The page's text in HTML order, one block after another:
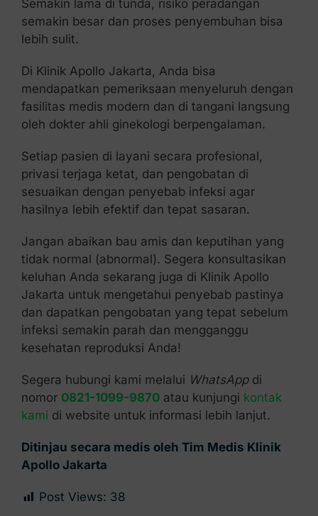
Semakin lama di tunda, risiko peradangan
semakin besar dan proses penyembuhan bisa
lebih sulit.
Di Klinik Apollo Jakarta, Anda bisa
mendapatkan pemeriksaan menyeluruh dengan
fasilitas medis modern dan di tangani langsung
oleh dokter ahli ginekologi berpengalaman.
Setiap pasien di layani secara profesional,
privasi terjaga ketat, dan pengobatan di
sesuaikan dengan penyebab infeksi agar
hasilnya lebih efektif dan tepat sasaran.
Jangan abaikan bau amis dan keputihan yang
tidak normal (abnormal). Segera konsultasikan
keluhan Anda sekarang juga di Klinik Apollo
Jakarta untuk mengetahui penyebab pastinya
dan dapatkan pengobatan yang tepat sebelum
infeksi semakin parah dan mengganggu
kesehatan reproduksi Anda!
Segera hubungi kami melalui WhatsAppdi
nomor 0821-1099-9870atau kunjungi kontak
kami di website untuk informasi lebih lanjut.
Ditinjau secara medis oleh Tim Medis Klinik
Apollo Jakarta
Post Views: 38